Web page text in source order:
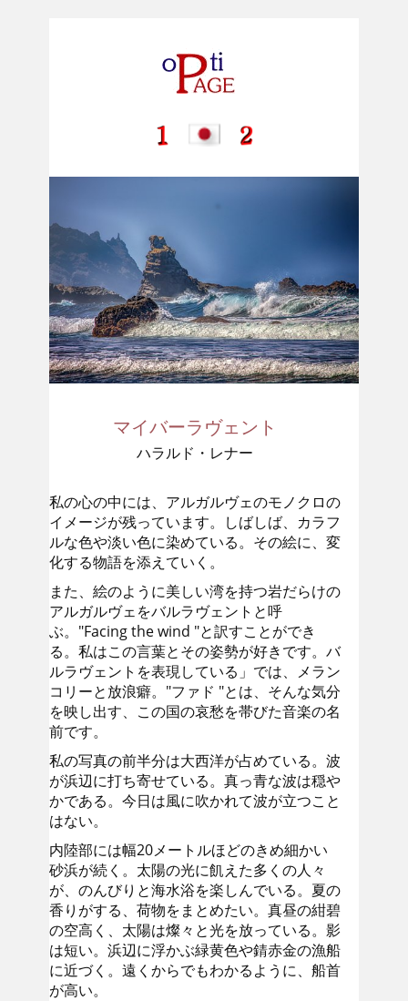
マイバーラヴェント
ハラルド・レナー
私の心の中には、アルガルヴェのモノクロの
イメージが残っています。しばしば、カラフ
ルな色や淡い色に染めている。その絵に、変
化する物語を添えていく。
また、絵のように美しい湾を持つ岩だらけの
アルガルヴェをバルラヴェントと呼
ぶ。"Facing the wind "と訳すことができ
る。私はこの言葉とその姿勢が好きです。バ
ルラヴェントを表現している」では、メラン
コリーと放浪癖。"ファド "とは、そんな気分
を映し出す、この国の哀愁を帯びた音楽の名
前です。
私の写真の前半分は大西洋が占めている。波
が浜辺に打ち寄せている。真っ青な波は穏や
かである。今日は風に吹かれて波が立つこと
はない。
内陸部には幅20メートルほどのきめ細かい
砂浜が続く。太陽の光に飢えた多くの人々
が、のんびりと海水浴を楽しんでいる。夏の
香りがする、荷物をまとめたい。真昼の紺碧
の空高く、太陽は燦々と光を放っている。影
は短い。浜辺に浮かぶ緑黄色や錆赤金の漁船
に近づく。遠くからでもわかるように、船首
が高い。